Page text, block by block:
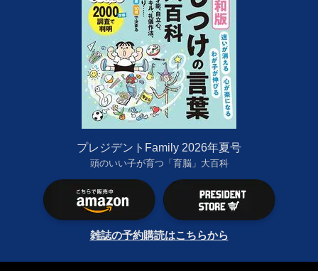
プレジデントFamily 2026年夏号
頭のいい子が育つ「育脳」大百科
雑誌の予約購読はこちらから